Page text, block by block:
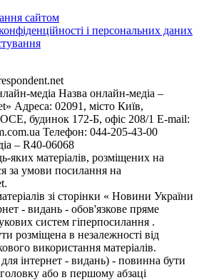
сайтом
і персональних даних
медіа Назва онлайн-медіа –
Адреса: 02091, місто Київ,
будинок 172-Б, офіс 208/1 E-mail:
Телефон: 044-205-43-00
– R40-06068
яких матеріалів, розміщених на
за умови посилання на
зі сторінки « Новини України
- видань - обов'язкове пряме
систем гіперпосилання .
розміщена в незалежності від
використання матеріалів.
інтернет - видань) - повинна бути
або в першому абзаці